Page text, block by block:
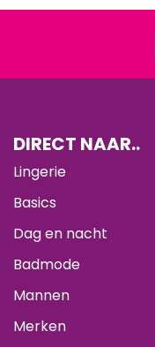
DIRECT NAAR..
Lingerie
Basics
Dag en nacht
Badmode
Mannen
Merken